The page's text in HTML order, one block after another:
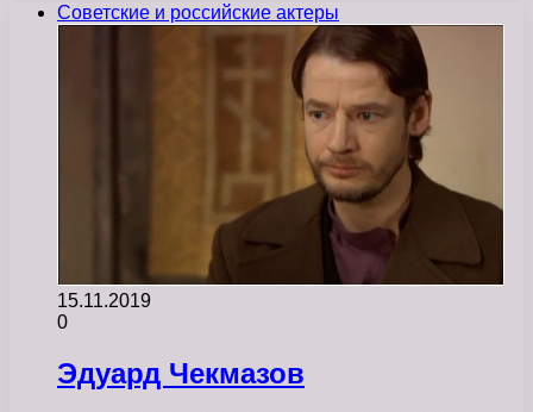
Советские и российские актеры
15.11.2019
0
Эдуард Чекмазов